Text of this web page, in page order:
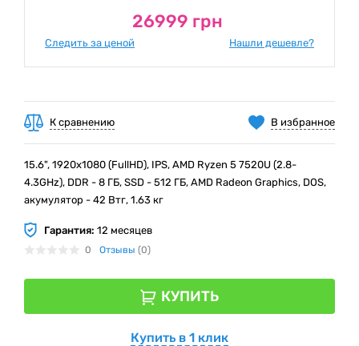
26999 грн
Следить за ценой Нашли дешевле?
В избранное
К сравнению
15.6", 1920х1080 (FullHD), IPS, AMD Ryzen 5 7520U (2.8-
4.3GHz), DDR - 8 ГБ, SSD - 512 ГБ, AMD Radeon Graphics, DOS,
акумулятор - 42 Втг, 1.63 кг
Гарантия: 12 месяцев
0 Отзывы (0)
КУПИТЬ
Купить в 1 клик